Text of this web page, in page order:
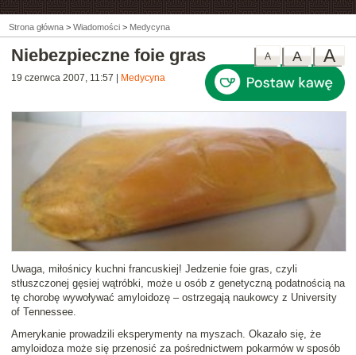
Strona główna > Wiadomości > Medycyna
A
A
A
Niebezpieczne foie gras
19 czerwca 2007, 11:57 Medycyna
Uwaga, miłośnicy kuchni francuskiej! Jedzenie foie gras , czyli
stłuszczonej gęsiej wątróbki, może u osób z genetyczną podatnością na
tę chorobę wywoływać amyloidozę – ostrzegają naukowcy z University
of Tennessee.
Amerykanie prowadzili eksperymenty na myszach. Okazało się, że
amyloidoza może się przenosić za pośrednictwem pokarmów w sposób